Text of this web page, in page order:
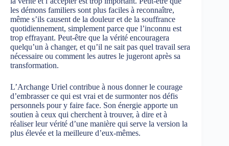
les démons familiers sont plus faciles à reconnaître,
même s’ils causent de la douleur et de la souffrance
quotidiennement, simplement parce que l’inconnu est
trop effrayant. Peut-être que la vérité encouragera
quelqu’un à changer, et qu’il ne sait pas quel travail sera
nécessaire ou comment les autres le jugeront après sa
transformation.
L’Archange Uriel contribue à nous donner le courage
d’embrasser ce qui est vrai et de surmonter nos défis
personnels pour y faire face. Son énergie apporte un
soutien à ceux qui cherchent à trouver, à dire et à
réaliser leur vérité d’une manière qui serve la version la
plus élevée et la meilleure d’eux-mêmes.